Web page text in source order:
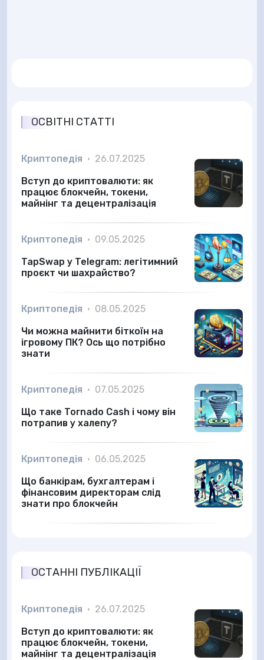
ОСВІТНІ СТАТТІ
Криптопедія • 26.07.2025
Вступ до криптовалюти: як
працює блокчейн, токени,
майнінг та децентралізація
Криптопедія • 09.05.2025
TapSwap у Telegram: легітимний
проєкт чи шахрайство?
Криптопедія • 08.05.2025
Чи можна майнити біткоїн на
ігровому ПК? Ось що потрібно
знати
Криптопедія • 07.05.2025
Що таке Tornado Cash і чому він
потрапив у халепу?
Криптопедія • 06.05.2025
Що банкірам, бухгалтерам і
фінансовим директорам слід
знати про блокчейн
ОСТАННІ ПУБЛІКАЦІЇ
Криптопедія • 26.07.2025
Вступ до криптовалюти: як
працює блокчейн, токени,
майнінг та децентралізація